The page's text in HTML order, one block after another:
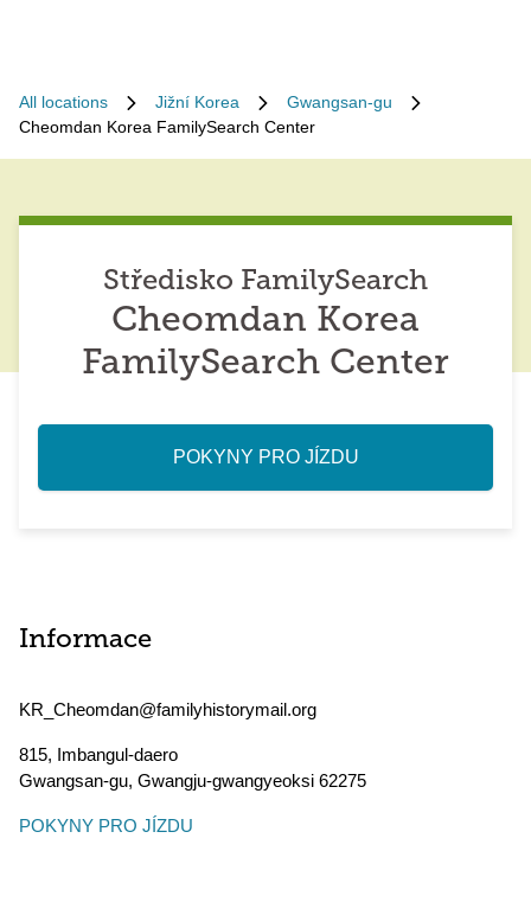
All locations Jižní Korea
Gwangsan-gu
Cheomdan Korea FamilySearch Center
Středisko FamilySearch
Cheomdan Korea
FamilySearch Center
POKYNY PRO JÍZDU
Informace
KR_Cheomdan@familyhistorymail.org
815, Imbangul-daero
Gwangsan-gu, Gwangju-gwangyeoksi 62275
POKYNY PRO JÍZDU